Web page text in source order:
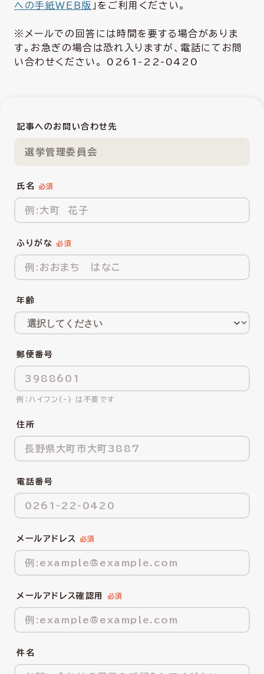
への手紙ＷＥＢ版 」をご利用ください。
※メールでの回答には時間を要する場合がありま
す。お急ぎの場合は恐れ入りますが、電話にてお問
い合わせください。 0261-22-0420
記事へのお問い合わせ先
選挙管理委員会
氏名
ふりがな
年齢
郵便番号
ハイフン(-) は不要です
住所
電話番号
メールアドレス
メールアドレス確認用
件名